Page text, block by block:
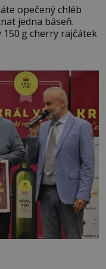
opečený chléb
jedna báseň.